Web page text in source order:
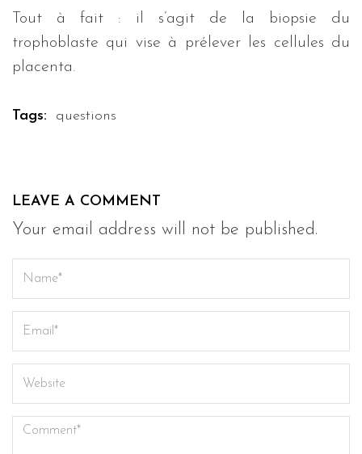
Tout à fait : il s’agit de la biopsie du
trophoblaste qui vise à prélever les cellules du
placenta.
Tags: questions
LEAVE A COMMENT
Your email address will not be published.